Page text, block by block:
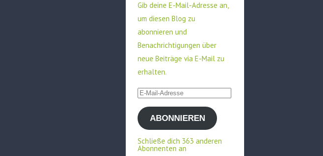
Gib deine E-Mail-Adresse an,
um diesen Blog zu
abonnieren und
Benachrichtigungen über
neue Beiträge via E-Mail zu
erhalten.
E-
Mail-
AdresseABONNIEREN
Schließe dich 363 anderen
Abonnenten an